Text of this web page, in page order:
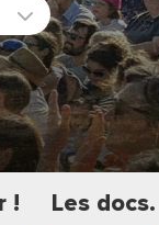
! Les docs.